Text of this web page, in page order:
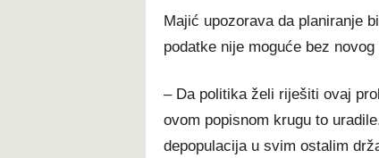
Majić upozorava da planiranje
podatke nije moguće bez
– Da politika želi riješiti ovaj
ovom popisnom krugu to
depopulacija u svim ostalim